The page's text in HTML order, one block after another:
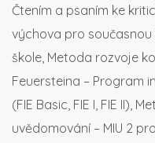
Čtením a psaním ke
výchova pro
škole, Metoda rozvoje
Feuersteina – Program
(FIE Basic, FIE I, FIE II),
uvědomování – MIU 2